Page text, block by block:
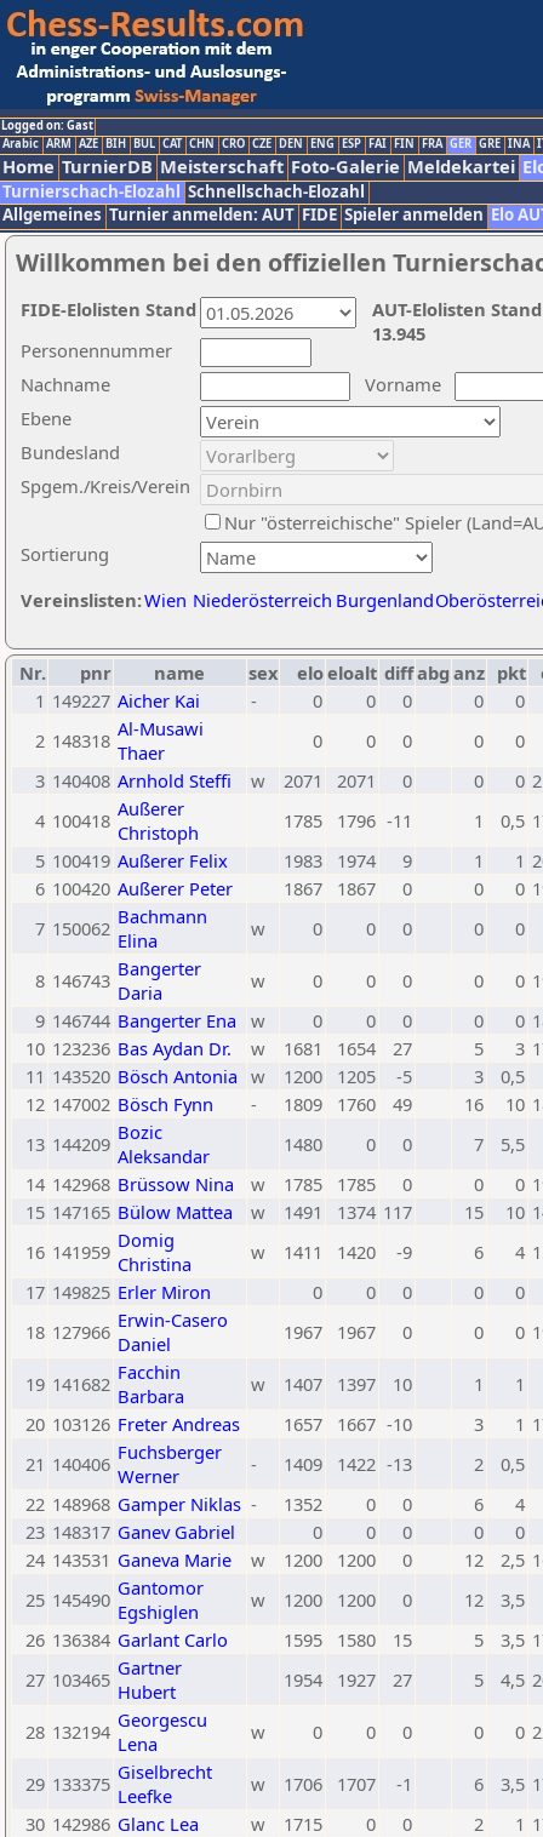
Logged on: Gast
Arabic ARM AZE BIH BUL CAT CHN CRO CZE DEN ENG ESP FAI FIN FRA GER GRE INA
Home TurnierDB Meisterschaft Foto-Galerie Meldekartei
Turnierschach-Elozahl Schnellschach-Elozahl
Allgemeines Turnier anmelden: AUT FIDE Spieler anmelden Elo
Willkommen bei den offiziellen
Nachname
Vorname
Ebene
Sortierung
Personennummer
Bundesland
Spgem./Kreis/Verein
Nur "österreichische" Spieler
Vereinslisten:Wien Niederösterreich Burgenland
AUT-Elolisten
13.945
FIDE-Elolisten Stand
Nr. pnr name sex eloeloalt diffabg anz pkt
1 149227 Aicher Kai - 0 0 0 0
0
2 148318 Al-Musawi
Thaer
0 0 0 0
0
3 140408 Arnhold Steffi w 2071 2071 0 0 0
4 100418 Außerer
Christoph
1785 1796 -11 1 0,5
5 100419 Außerer Felix 1983 1974 9 1 1
6 100420 Außerer Peter 1867 1867 0 0 0
7 150062 Bachmann
Elina
w 0 0 0 0 0
8 146743 Bangerter
Daria
w 0 0 0 0 0
9 146744 Bangerter Ena w 0 0 0 0 0
10 123236 Bas Aydan Dr. w 1681 1654 27 5 3
11 143520 Bösch Antonia w 1200 1205 -5 3
0,5
12 147002 Bösch Fynn - 1809 1760 49 16 10
13 144209 Bozic
Aleksandar
1480 0 0 7
5,5
14 142968 Brüssow Nina w 1785 1785 0 0 0
15 147165 Bülow Mattea w 1491 1374 117 15 10
16 141959 Domig
Christina
w 1411 1420 -9 6 4
17 149825 Erler Miron 0 0 0 0
0
18 127966 Erwin-Casero
Daniel
1967 1967 0 0 0
19 141682 Facchin
Barbara
w 1407 1397 10 1
1
20 103126 Freter Andreas 1657 1667 -10 3 1
21 140406 Fuchsberger
Werner
- 1409 1422 -13 2
0,5
22 148968 Gamper Niklas - 1352 0 0 6
4
23 148317 Ganev Gabriel 0 0 0 0
0
24 143531 Ganeva Marie w 1200 1200 0 12 2,5
25 145490 Gantomor
Egshiglen
w 1200 1200 0 12
3,5
26 136384 Garlant Carlo 1595 1580 15 5 3,5
27 103465 Gartner
Hubert
1954 1927 27 5 4,5
28 132194 Georgescu
Lena
w 0 0 0 0 0
29 133375 Giselbrecht
Leefke
w 1706 1707 -1 6 3,5
30 142986 Glanc Lea w 1715 0 0 2 1